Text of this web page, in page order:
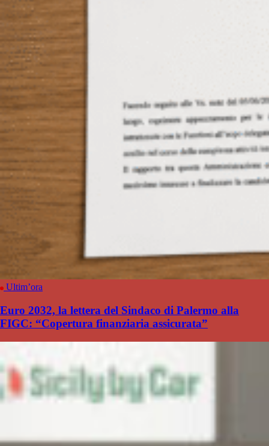
Ultim’ora
Euro 2032, la lettera del Sindaco di Palermo alla
FIGC: “Copertura finanziaria assicurata”